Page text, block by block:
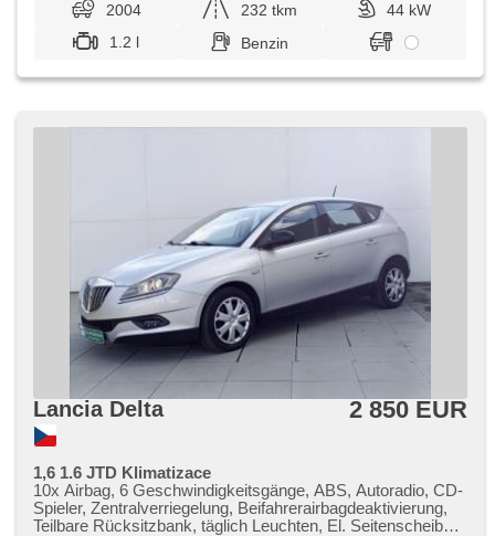
2004 232 tkm
44 kW
1.2 l
Benzin
Lancia Delta 2 850 EUR
1,6 1.6 JTD Klimatizace
10x Airbag, 6 Geschwindigkeitsgänge, ABS, Autoradio, CD-
Spieler, Zentralverriegelung, Beifahrerairbagdeaktivierung,
Teilbare Rücksitzbank, täglich Leuchten, El. Seitenscheiben,